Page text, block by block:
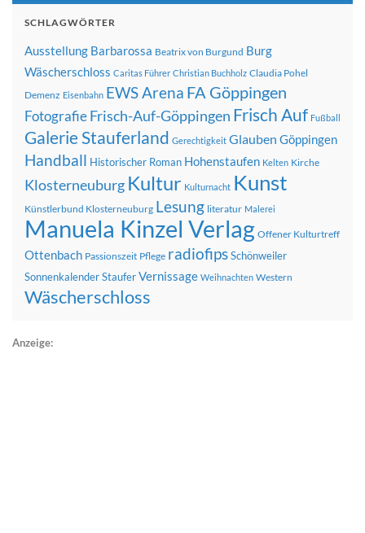
SCHLAGWÖRTER
Ausstellung Barbarossa Beatrix von Burgund Burg
Wäscherschloss Caritas Führer Christian Buchholz Claudia Pohel
Demenz Eisenbahn EWS Arena FA Göppingen
FotografieFrisch-Auf-Göppingen Frisch Auf Fußball
Galerie Stauferland Gerechtigkeit Glauben Göppingen
Handball Historischer Roman Hohenstaufen Kelten Kirche
Klosterneuburg Kultur Kulturnacht Kunst
Künstlerbund Klosterneuburg Lesung literatur Malerei
Manuela Kinzel Verlag Offener Kulturtreff
Ottenbach Passionszeit Pflege radiofipsSchönweiler
SonnenkalenderStauferVernissage Weihnachten Western
Wäscherschloss
Anzeige: